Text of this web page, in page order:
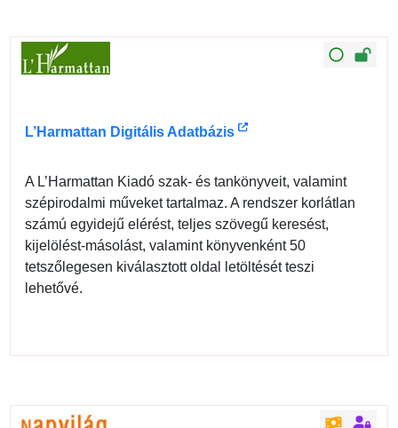
L’Harmattan Digitális Adatbázis
A L’Harmattan Kiadó szak- és tankönyveit, valamint
szépirodalmi műveket tartalmaz. A rendszer korlátlan
számú egyidejű elérést, teljes szövegű keresést,
kijelölést-másolást, valamint könyvenként 50
tetszőlegesen kiválasztott oldal letöltését teszi
lehetővé.